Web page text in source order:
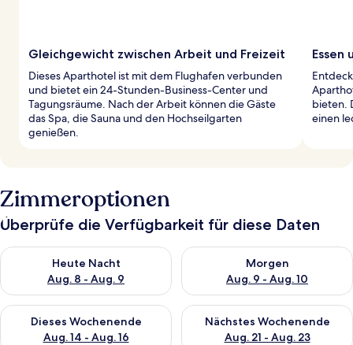
Gleichgewicht zwischen Arbeit und Freizeit
Dieses Aparthotel ist mit dem Flughafen verbunden
und bietet ein 24-Stunden-Business-Center und
Tagungsräume. Nach der Arbeit können die Gäste
das Spa, die Sauna und den Hochseilgarten
genießen.
Essen
bieten.
einen
Zimmeroptionen
Überprüfe die Verfügbarkeit für diese Daten
Heute Nacht
Aug. 8 - Aug. 9
Überprüfe die Verfügbarkeit für heute Nacht, Aug. 8 - Aug. 9.
Morgen
Aug. 9 - Aug. 10
Überprüfe die Verfügbarkeit
Dieses Wochenende
Aug. 14 - Aug. 16
Überprüfe die Verfügbarkeit für dieses Wochenende, Aug. 14
Nächstes Wochenende
Aug. 21 - Aug. 23
Überprüfe die Verfügbarkeit